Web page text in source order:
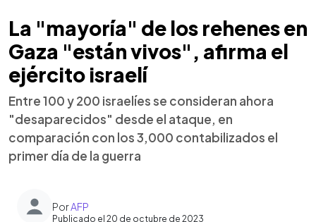
La "mayoría" de los rehenes en
Gaza "están vivos", afirma el
ejército israelí
Entre 100 y 200 israelíes se consideran ahora
"desaparecidos" desde el ataque, en
comparación con los 3,000 contabilizados el
primer día de la guerra
PorAFP
Publicado el 20 de octubre de 2023